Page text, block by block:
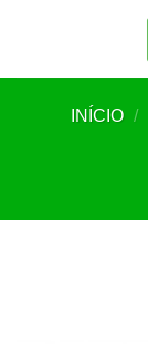
INÍCIO /